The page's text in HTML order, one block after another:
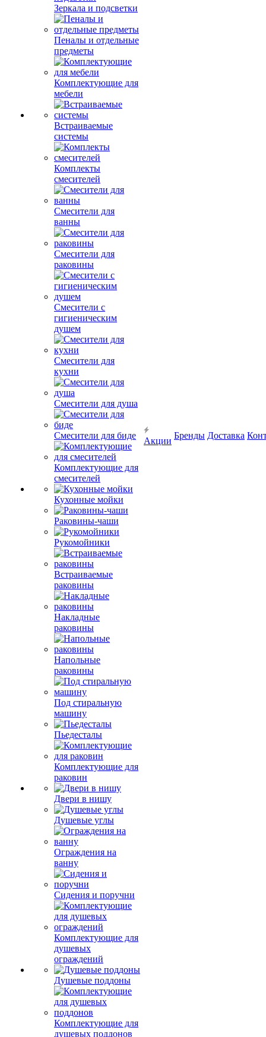
Зеркала и подсветки
Пеналы и отдельные
предметы
Комплектующие для
мебели
Встраиваемые
системы
Комплекты
смесителей
Смесители для
ванны
Смесители для
раковины
Смесители с
гигиеническим
душем
Смесители для
кухни
Смесители для душа
Смесители для биде
Комплектующие для
смесителей
Кухонные мойки
Раковины-чаши
Рукомойники
Встраиваемые
раковины
Накладные
раковины
Напольные
раковины
Под стиральную
машину
Пьедесталы
Комплектующие для
раковин
Двери в нишу
Душевые углы
Ограждения на
ванну
Сидения и поручни
Комплектующие для
душевых
ограждений
Душевые поддоны
Комплектующие для
душевых поддонов
Акции
Бренды Доставка